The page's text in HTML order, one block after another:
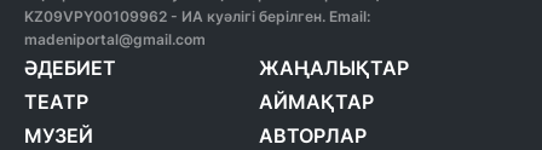
KZ09VPY00109962 - ИА куәлігі берілген. Email:
madeniportal@gmail.com
ӘДЕБИЕТ
ТЕАТР
МУЗЕЙ
ЖАҢАЛЫҚТАР
АЙМАҚТАР
АВТОРЛАР